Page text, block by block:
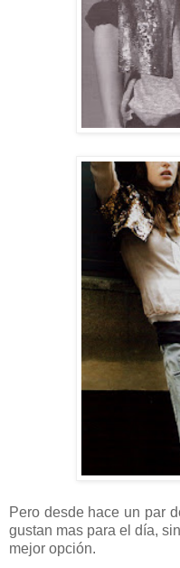
Pero desde hace un par
gustan mas para el día,
mejor opción.